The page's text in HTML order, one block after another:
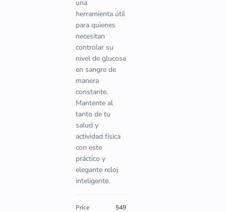
una
herramienta útil
para quienes
necesitan
controlar su
nivel de glucosa
en sangre de
manera
constante.
Mantente al
tanto de tu
salud y
actividad física
con este
práctico y
elegante reloj
inteligente.
Price
549